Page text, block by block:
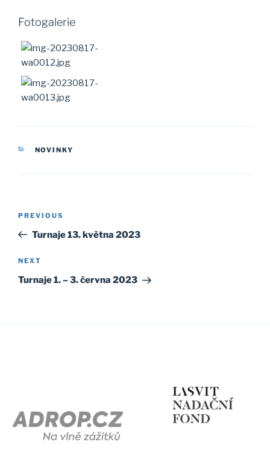
Fotogalerie
CATEGORIES
NOVINKY
Previous
Post
PREVIOUS
Turnaje 13. května 2023
Next
Post
NEXT
Turnaje 1. – 3. června 2023